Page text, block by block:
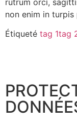
non enim in
Étiqueté tag 1tag